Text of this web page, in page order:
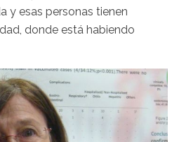
y esas personas tienen
donde está habiendo